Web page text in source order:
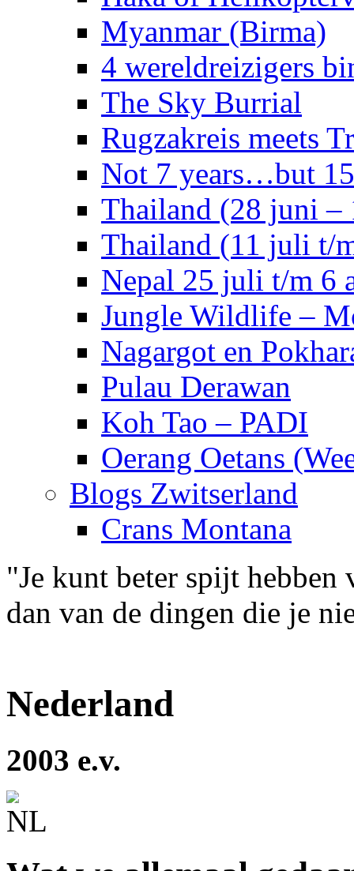
Myanmar (Birma)
4 wereldreizigers
The Sky Burrial
Rugzakreis meets
Not 7 years…but
Thailand (28 juni
Thailand (11 juli t/
Nepal 25 juli t/m 6
Jungle Wildlife –
Nagargot en
Pulau Derawan
Koh Tao – PADI
Oerang Oetans
Blogs Zwitserland
Crans Montana
"Je kunt beter spijt hebben
dan van de dingen die je
Nederland
2003 e.v.